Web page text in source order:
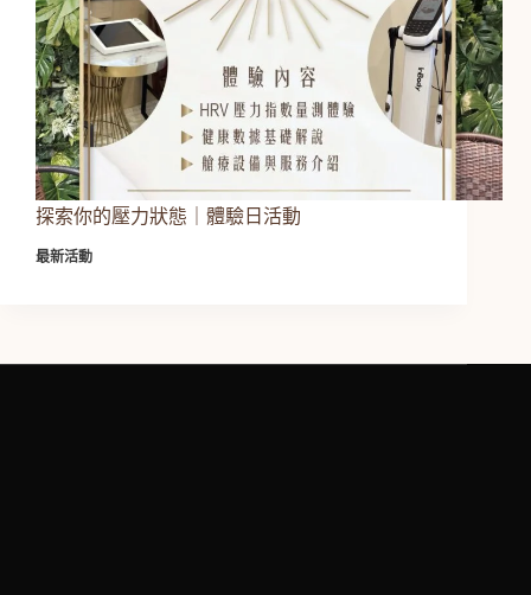
探索你的壓力狀態｜體驗日活動
最新活動